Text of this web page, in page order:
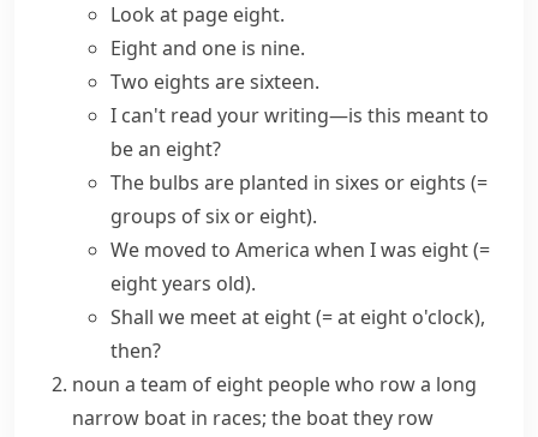
Look at page eight.
Eight and one is nine.
Two eights are sixteen.
I can't read your writing—is this meant to
be an eight?
The bulbs are planted in sixes or eights (=
groups of six or eight).
We moved to America when I was eight(=
eight years old).
Shall we meet at eight(= at eight o'clock),
then?
noun a team of eight people who rowa long
narrow boat in races; the boat they row